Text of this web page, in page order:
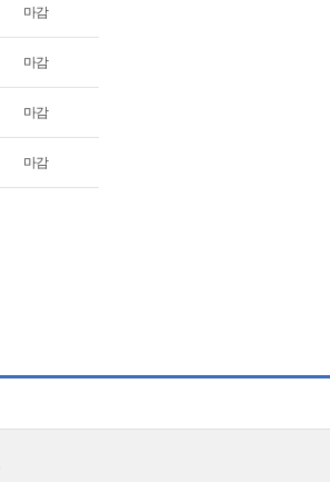
마감
마감
마감
마감